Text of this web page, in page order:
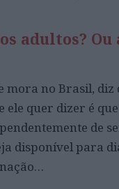
adultos?
no Brasil,
ele quer dizer é
de
disponível